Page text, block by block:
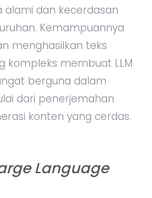
dan kecerdasan
Kemampuannya
menghasilkan teks
kompleks membuat LLM
berguna dalam
dari penerjemahan
konten yang cerdas.
Language